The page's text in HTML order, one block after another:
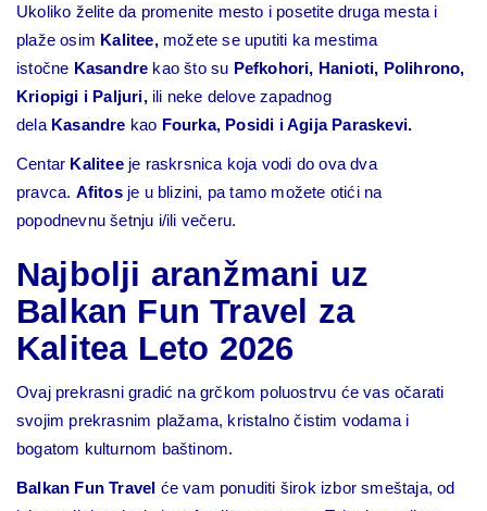
Ukoliko želite da promenite mesto i posetite druga mesta i
plaže osim Kalitee, možete se uputiti ka mestima
istočne Kasandre kao što su Pefkohori, Hanioti, Polihrono,
Kriopigi i Paljuri, ili neke delove zapadnog
dela Kasandre kao Fourka, Posidi i Agija Paraskevi.
Centar Kaliteeje raskrsnica koja vodi do ova dva
pravca. Afitos je u blizini, pa tamo možete otići na
popodnevnu šetnju i/ili večeru.
Najbolji aranžmani uz
Balkan Fun Travel za
Kalitea Leto 2026
Ovaj prekrasni gradić na grčkom poluostrvu će vas očarati
svojim prekrasnim plažama, kristalno čistim vodama i
bogatom kulturnom baštinom.
Balkan Fun Travel će vam ponuditi širok izbor smeštaja, od